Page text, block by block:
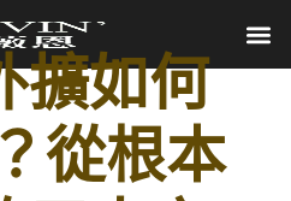
擴如何
從根本